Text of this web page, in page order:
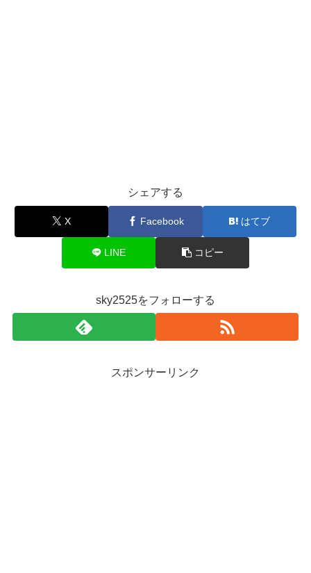
シェアする
X Facebook はてブ
LINE コピー
sky2525をフォローする
スポンサーリンク